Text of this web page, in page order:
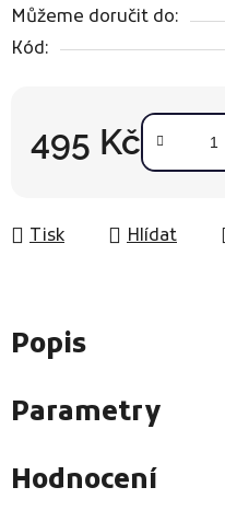
Můžeme doručit do:
Kód:
495 Kč
Tisk Hlídat
Popis
Parametry
Hodnocení